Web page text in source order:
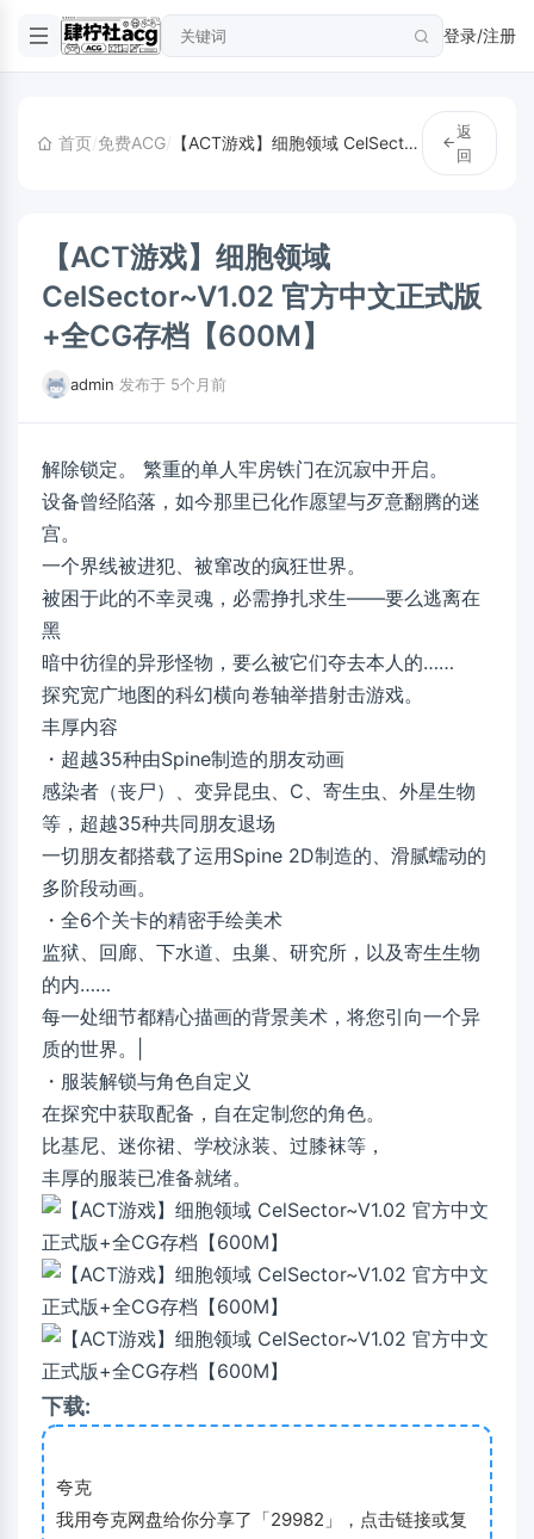
登录/注册
首页/免费ACG/ 【ACT游戏】细胞领域 CelSector~V1.02 官方中文正式版+全CG存档【600M】
返
回
【ACT游戏】细胞领域
CelSector~V1.02 官方中文正式版
+全CG存档【600M】
admin 发布于 5个月前
解除锁定。 繁重的单人牢房铁门在沉寂中开启。
设备曾经陷落，如今那里已化作愿望与歹意翻腾的迷
宫。
一个界线被进犯、被窜改的疯狂世界。
被困于此的不幸灵魂，必需挣扎求生——要么逃离在
黑
暗中彷徨的异形怪物，要么被它们夺去本人的……
探究宽广地图的科幻横向卷轴举措射击游戏。
丰厚内容
・超越35种由Spine制造的朋友动画
感染者（丧尸）、变异昆虫、C、寄生虫、外星生物
等，超越35种共同朋友退场
一切朋友都搭载了运用Spine 2D制造的、滑腻蠕动的
多阶段动画。
・全6个关卡的精密手绘美术
监狱、回廊、下水道、虫巢、研究所，以及寄生生物
的内……
每一处细节都精心描画的背景美术，将您引向一个异
质的世界。|
・服装解锁与角色自定义
在探究中获取配备，自在定制您的角色。
比基尼、迷你裙、学校泳装、过膝袜等，
丰厚的服装已准备就绪。
下载:
夸克
我用夸克网盘给你分享了「29982」，点击链接或复